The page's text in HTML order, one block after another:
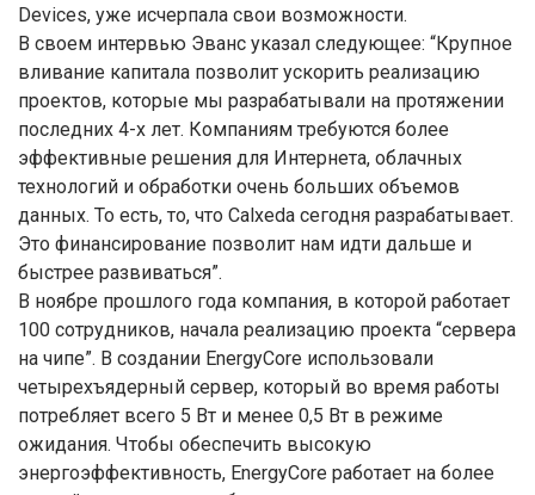
Devices, уже исчерпала свои возможности.
В своем интервью Эванс указал следующее: “Крупное
вливание капитала позволит ускорить реализацию
проектов, которые мы разрабатывали на протяжении
последних 4-х лет. Компаниям требуются более
эффективные решения для Интернета, облачных
технологий и обработки очень больших объемов
данных. То есть, то, что Calxeda сегодня разрабатывает.
Это финансирование позволит нам идти дальше и
быстрее развиваться”.
В ноябре прошлого года компания, в которой работает
100 сотрудников, начала реализацию проекта “сервера
на чипе”. В создании EnergyCore использовали
четырехъядерный сервер, который во время работы
потребляет всего 5 Вт и менее 0,5 Вт в режиме
ожидания. Чтобы обеспечить высокую
энергоэффективность, EnergyCore работает на более